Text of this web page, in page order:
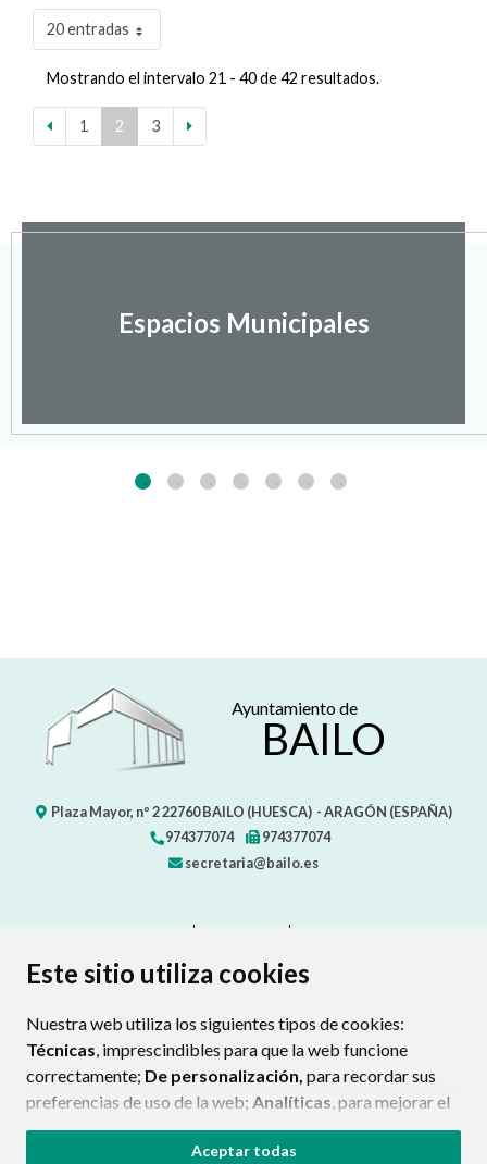
Este sitio utiliza cookies
Nuestra web utiliza los siguientes tipos de cookies:
Técnicas, imprescindibles para que la web funcione
correctamente; De personalización, para recordar sus
preferencias de uso de la web; Analíticas, para mejorar el
funcionamiento de la web y sus servicios.
Aceptar todas
20 entradas
Mostrando el intervalo 21 - 40 de 42 resultados.
1 2 3
Espacios Municipales
Ayuntamiento de
BAILO
Plaza Mayor, nº 222760 BAILO (HUESCA) - ARAGÓN (ESPAÑA)
974377074
974377074
secretaria@bailo.es
PROTECCIÓN DE DATOS
POLÍTICA DE COOKIES